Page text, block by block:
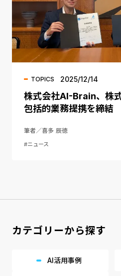
TOPICS 2025/12/14
株式会社AI-Brain、株
包括的業務提携を締結
筆者／喜多 辰徳
#ニュース
カテゴリーから探す
AI活用事例